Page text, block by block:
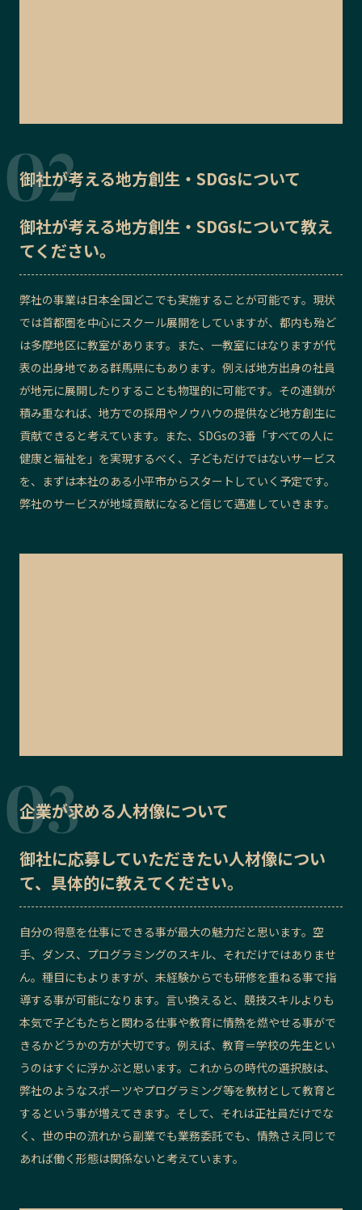
御社が考える地方創生・SDGsについて
御社が考える地方創生・SDGsについて教え
てください。
弊社の事業は日本全国どこでも実施することが可能です。現状
では首都圏を中心にスクール展開をしていますが、都内も殆ど
は多摩地区に教室があります。また、一教室にはなりますが代
表の出身地である群馬県にもあります。例えば地方出身の社員
が地元に展開したりすることも物理的に可能です。その連鎖が
積み重なれば、地方での採用やノウハウの提供など地方創生に
貢献できると考えています。また、SDGsの3番「すべての人に
健康と福祉を」を実現するべく、子どもだけではないサービス
を、まずは本社のある小平市からスタートしていく予定です。
弊社のサービスが地域貢献になると信じて邁進していきます。
企業が求める人材像について
御社に応募していただきたい人材像につい
て、具体的に教えてください。
自分の得意を仕事にできる事が最大の魅力だと思います。空
手、ダンス、プログラミングのスキル、それだけではありませ
ん。種目にもよりますが、未経験からでも研修を重ねる事で指
導する事が可能になります。言い換えると、競技スキルよりも
本気で子どもたちと関わる仕事や教育に情熱を燃やせる事がで
きるかどうかの方が大切です。例えば、教育＝学校の先生とい
うのはすぐに浮かぶと思います。これからの時代の選択肢は、
弊社のようなスポーツやプログラミング等を教材として教育と
するという事が増えてきます。そして、それは正社員だけでな
く、世の中の流れから副業でも業務委託でも、情熱さえ同じで
あれば働く形態は関係ないと考えています。